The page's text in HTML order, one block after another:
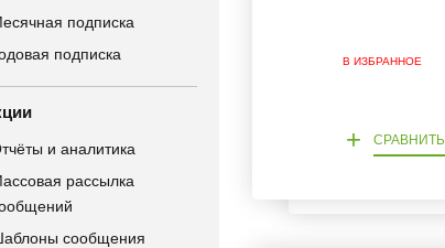
подписка
подписка
и аналитика
рассылка
сообщения
В ИЗБРАННОЕ
+ СРАВНИТЬ